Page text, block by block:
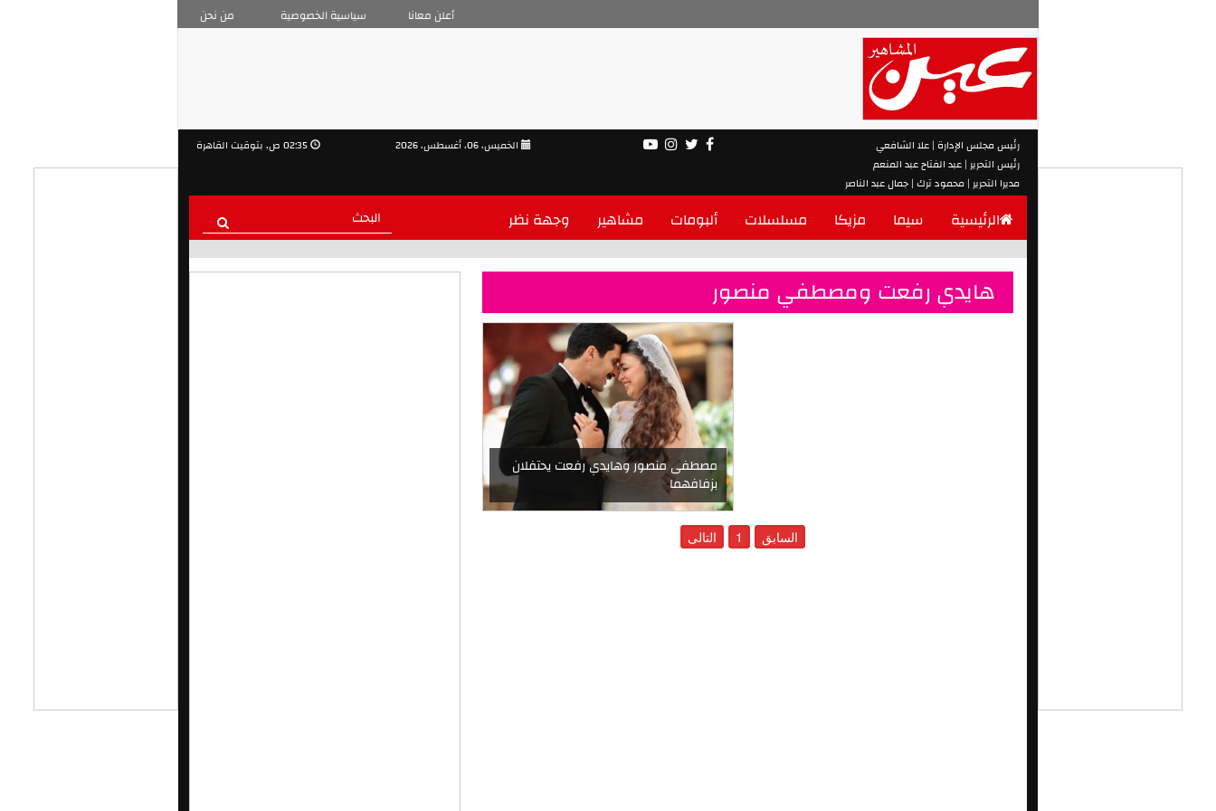
من نحن سياسية الخصوصية أعلن معانا
رئيس مجلس الإدارة | علا الشافعي
رئيس التحرير | عبد الفتاح عبد المنعم
مديرا التحرير | محمود ترك | جمال عبد الناصر
الرئيسية سيما مزيكا مسلسلات ألبومات مشاهير وجهة نظر
هايدي رفعت ومصطفي منصور
مصطفى منصور وهايدي رفعت يحتفلان
بزفافهما
السابق 1 التالى